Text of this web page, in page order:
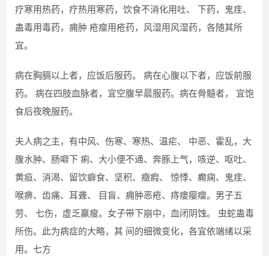
疗寒用热药，疗热用寒药，饮食不消化用吐、 下药，鬼疰、
蛊毒用毒药，痈肿 疮瘤用疮药，风湿用风湿药，各随其所
宜。
病在胸膈以上者，应饭后服药。 病在心腹以下者，应饭前服
药。 病在四肢血脉者，宜空腹早晨服药。病在骨髓者， 宜饱
食后夜晚服药。
夫人病之主，有中风、伤寒、寒热、温疟、 中恶、霍乱，大
腹水肿、肠噼下 痢、大小便不通、奔豚上气，咳逆、呕吐、
黄疸、消渴、留饮癖食、坚积、癥瘕、 惊悸、癫痫、鬼疰、
喉痹、齿痛、耳聋、 目盲、痈肿恶疮、痔瘘瘿瘤。男子五
劳、 七伤，虚乏羸瘦。女子带下崩中，血闭阴蚀。 虫蛇蛊毒
所伤。此为病症的大略，其 间的细微变化，各宜依端绪以采
用。七方